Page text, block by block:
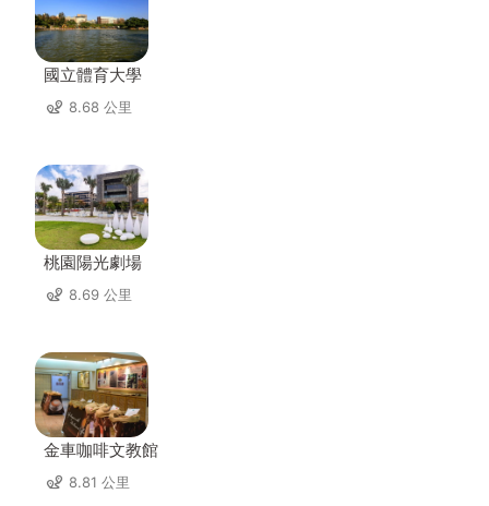
國立體育大學
8.68 公里
桃園陽光劇場
8.69 公里
金車咖啡文教館
8.81 公里